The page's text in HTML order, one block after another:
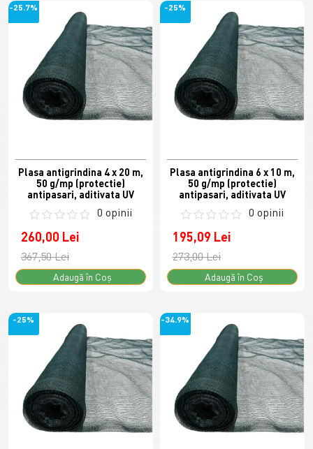
-25.7%
Plasa antigrindina 4 x 20 m,
50 g/mp (protectie)
antipasari, aditivata UV
0 opinii
260,00 Lei
367,50 Lei
Adaugă în Coş
-25%
Plasa antigrindina 6 x 10 m,
50 g/mp (protectie)
antipasari, aditivata UV
0 opinii
195,09 Lei
273,00 Lei
Adaugă în Coş
-25% -34.9%